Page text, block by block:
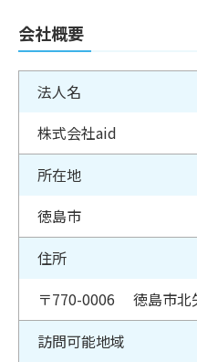
会社概要
法人名
株式会社aid
所在地
徳島市
住所
〒770-0006 徳島市北
訪問可能地域